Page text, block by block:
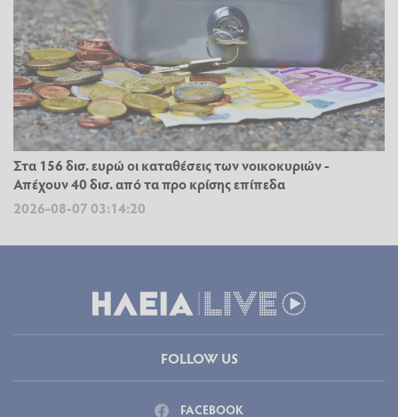
Στα 156 δισ. ευρώ οι καταθέσεις των νοικοκυριών -
Απέχουν 40 δισ. από τα προ κρίσης επίπεδα
2026-08-07 03:14:20
FOLLOW US
FACEBOOK